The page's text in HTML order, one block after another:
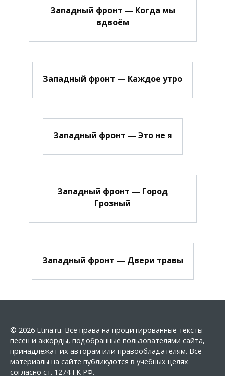
Западный фронт — Когда мы
вдвоём
Западный фронт — Каждое утро
Западный фронт — Это не я
Западный фронт — Город
Грозный
Западный фронт — Двери травы
© 2026 Etina.ru. Все права на процитированные тексты
песен и аккорды, подобранные пользователями сайта,
принадлежат их авторам или правообладателям. Все
материалы на сайте публикуются в учебных целях
согласно ст. 1274 ГК РФ.